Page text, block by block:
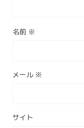
名前 ※
メール ※
サイト